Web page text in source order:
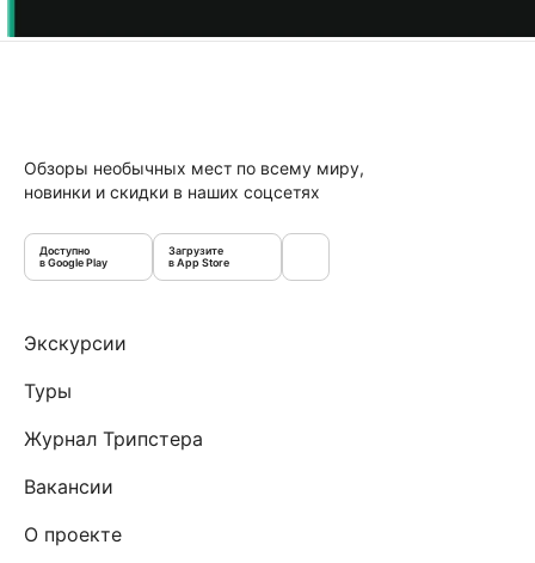
Обзоры необычных мест по всему миру,
новинки и скидки в наших соцсетях
Доступно
в Google Play
Загрузите
в App Store
Экскурсии
Туры
Журнал Трипстера
Вакансии
О проекте